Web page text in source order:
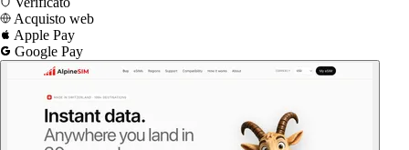
Acquisto web
Apple Pay
Google Pay